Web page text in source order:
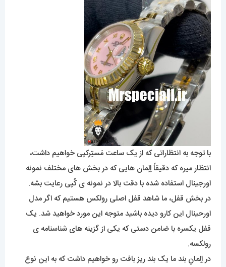
با توجه به انتظاراتی که از یک ساعت مَستِرکپی خواهیم داشت،
انتظار میره که دقیقاً اِلِمان هایی که در بخش های مختلف نمونه
اورجینال استفاده شده با دقت بالا در نمونه ی کُپی رعایت بشه.
در بخش قفل، ما شاهد قفل اصلی رولکس هستیم که اگر مدل
اورحینال این کارو دیده باشید متوجه این مورد خواهید شد. یک
قفل یکسره با ضامن دستی که یکی از گزینه های شناسنامه ی
رولکسه.
در اِلِمانِ بند ما یک بند ریز بافت رو خواهیم داشت که به این نوع